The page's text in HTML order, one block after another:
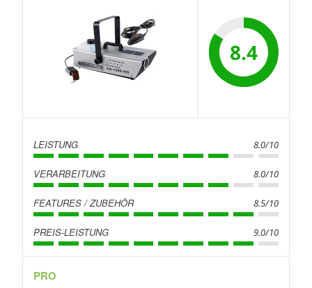
8.4
LEISTUNG 8.0/10
VERARBEITUNG 8.0/10
FEATURES / ZUBEHÖR 8.5/10
PREIS-LEISTUNG 9.0/10
PRO